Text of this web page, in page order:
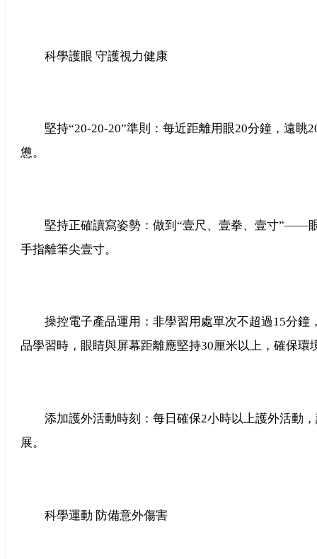
科學護眼 守護視力健康
堅持“20-20-20”準則：每近距離用眼20分鐘，遠眺
憊。
堅持正確讀寫姿勢：做到“壹尺、壹拳、壹寸”——眼
手指離筆尖壹寸。
操控電子產品運用：非學習用處單次不超過15分鐘
品學習時，眼睛與屏幕距離應堅持30厘米以上，確保環
添加護外活動時刻：每日確保2小時以上護外活動，
展。
科學運動 防備意外傷害